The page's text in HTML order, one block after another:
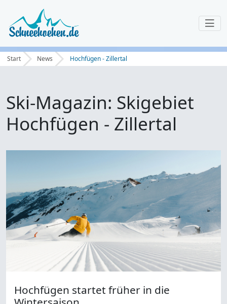
Start News Hochfügen - Zillertal
Ski-Magazin: Skigebiet
Hochfügen - Zillertal
Hochfügen startet früher in die